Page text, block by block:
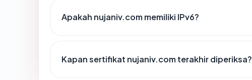
Apakah nujaniv.com memiliki IPv6?
Kapan sertifikat nujaniv.com terakhir diperiksa?